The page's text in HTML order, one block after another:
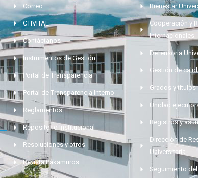
Correo
CTIVITAE
Contáctanos
Instrumentos de Gestión
Portal de Transparencia
Portal de Transparencia Interno
Reglamentos
Repositorio Institucional
Resoluciones y otros
Revista Pakamuros
Bienestar
Cooperación y
Internacionales
Defensoría
Gestión de
Grados y titulos
Unidad
Registros y
Dirección de
Universitaria
Seguimiento